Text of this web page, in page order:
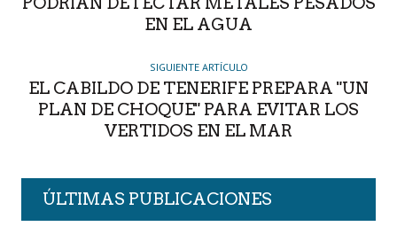
EN EL AGUA
SIGUIENTE ARTÍCULO
EL CABILDO DE TENERIFE PREPARA "UN
PLAN DE CHOQUE" PARA EVITAR LOS
VERTIDOS EN EL MAR
ÚLTIMAS PUBLICACIONES